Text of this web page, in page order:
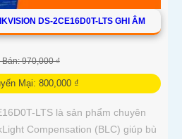
DS-2CE16D0T-LTS GHI ÂM
Bán: 970,000 ₫
Mại: 800,000 ₫
LTS là sản phẩm chuyên
Compensation (BLC) giúp bù